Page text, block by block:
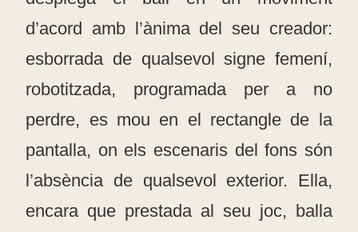
d’acord amb l’ànima del seu creador:
esborrada de qualsevol signe femení,
robotitzada, programada per a no
perdre, es mou en el rectangle de la
pantalla, on els escenaris del fons són
l’absència de qualsevol exterior. Ella,
encara que prestada al seu joc, balla